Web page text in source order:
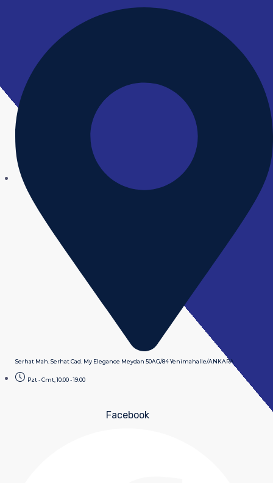
Serhat Mah. Serhat Cad. My Elegance Meydan 50AG/84 Yenimahalle/ANKARA
Pzt - Cmt, 10:00 - 19:00
Facebook